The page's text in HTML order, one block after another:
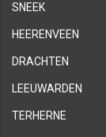
SNEEK
HEERENVEEN
DRACHTEN
LEEUWARDEN
TERHERNE